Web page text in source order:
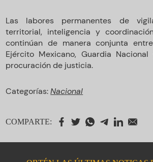
Las labores permanentes de
territorial, inteligencia y
continúan de manera conjunta
Ejército Mexicano, Guardia
procuración de justicia.
Categorías:Nacional
COMPARTE: